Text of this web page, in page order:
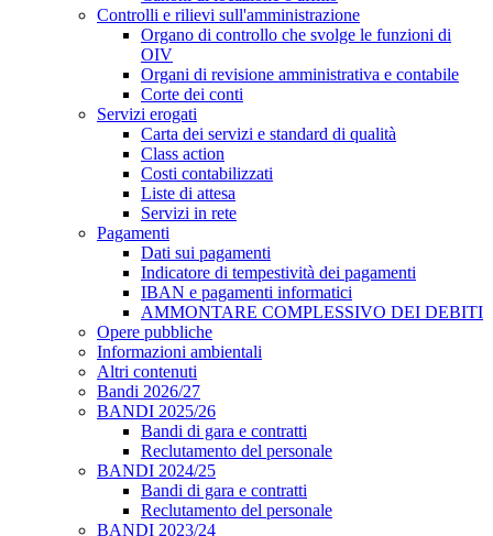
Controlli e rilievi sull'amministrazione
Organo di controllo che svolge le funzioni di
OIV
Organi di revisione amministrativa e contabile
Corte dei conti
Servizi erogati
Carta dei servizi e standard di qualità
Class action
Costi contabilizzati
Liste di attesa
Servizi in rete
Pagamenti
Dati sui pagamenti
Indicatore di tempestività dei pagamenti
IBAN e pagamenti informatici
AMMONTARE COMPLESSIVO DEI DEBITI
Opere pubbliche
Informazioni ambientali
Altri contenuti
Bandi 2026/27
BANDI 2025/26
Bandi di gara e contratti
Reclutamento del personale
BANDI 2024/25
Bandi di gara e contratti
Reclutamento del personale
BANDI 2023/24